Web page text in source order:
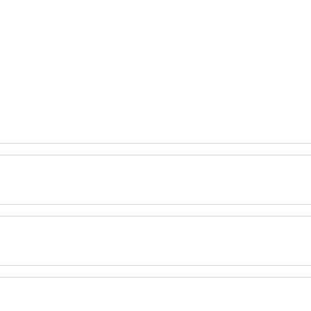
woda toaletowa dla kobiet. Wdzięczna, kobieca elegancja,
DODECYL P-CRESOL,